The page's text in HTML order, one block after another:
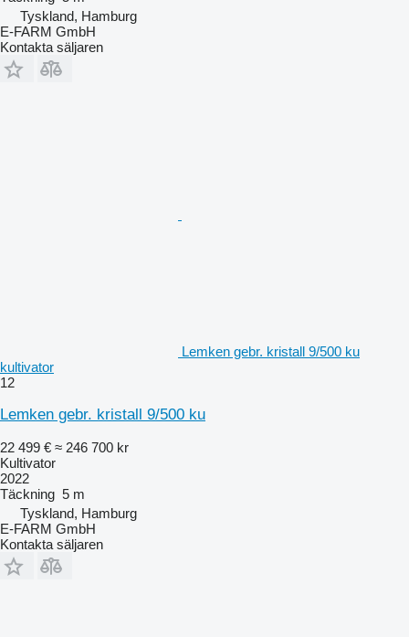
Tyskland, Hamburg
E-FARM GmbH
Kontakta säljaren
Lemken gebr. kristall 9/500 ku
kultivator
12
Lemken gebr. kristall 9/500 ku
22 499 € ≈ 246 700 kr
Kultivator
2022
Täckning 5 m
Tyskland, Hamburg
E-FARM GmbH
Kontakta säljaren